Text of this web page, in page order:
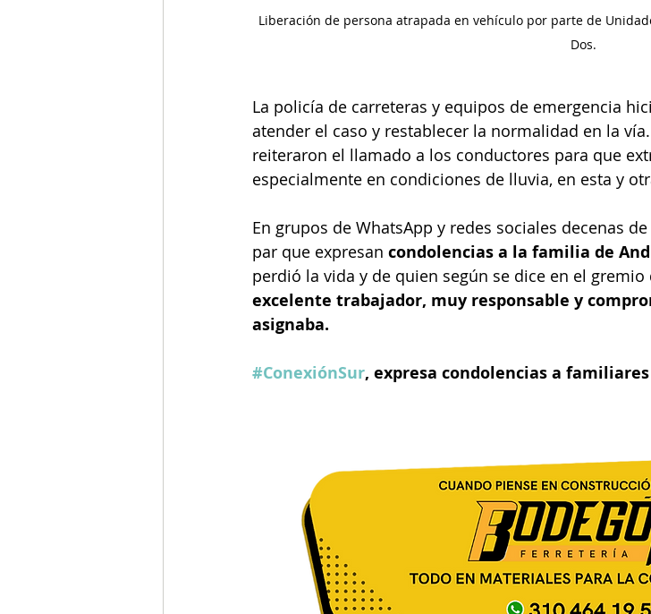
Liberación de persona atrapada en vehículo por parte de
Dos.
La policía de carreteras y equipos de emergencia
atender el caso y restablecer la normalidad en la
reiteraron el llamado a los conductores para que
especialmente en condiciones de lluvia, en esta y
En grupos de WhatsApp y redes sociales decenas
par que expresan condolencias a la familia de
perdió la vida y de quien según se dice en el gremio
excelente trabajador, muy responsable y
asignaba.
#ConexiónSur, expresa condolencias a